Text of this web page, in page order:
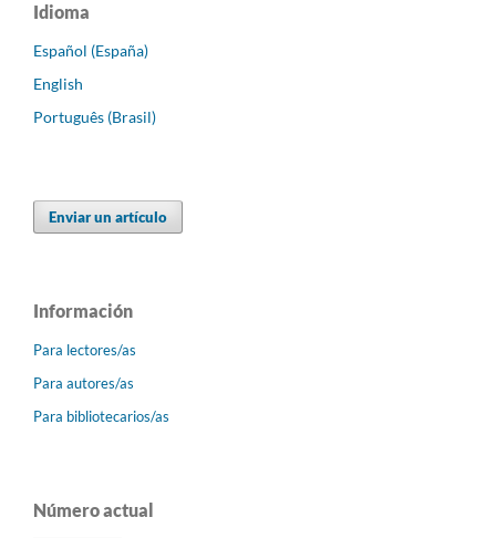
Idioma
Español (España)
English
Português (Brasil)
Enviar un artículo
Información
Para lectores/as
Para autores/as
Para bibliotecarios/as
Número actual